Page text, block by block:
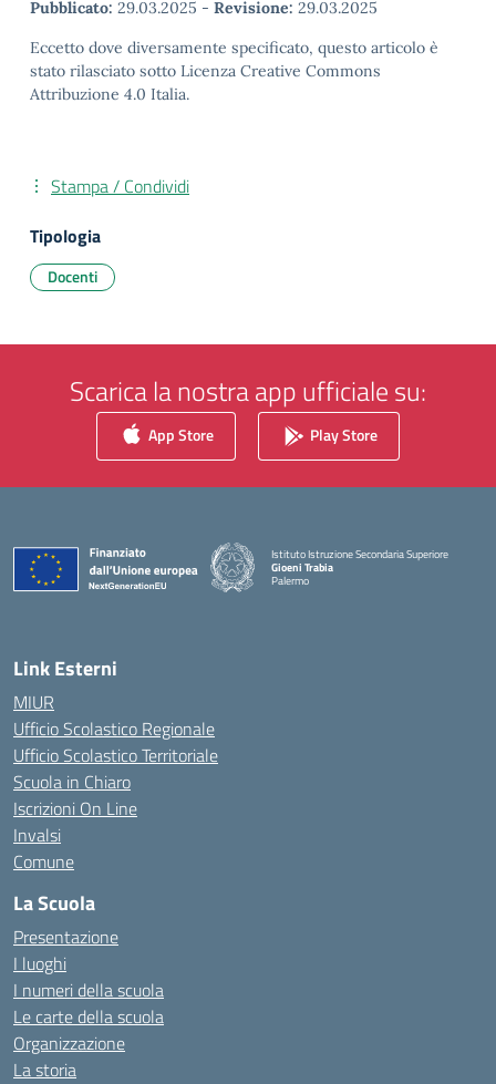
Pubblicato: 29.03.2025 - Revisione: 29.03.2025
Eccetto dove diversamente specificato, questo articolo è
stato rilasciato sotto Licenza Creative Commons
Attribuzione 4.0 Italia.
Stampa / Condividi
Tipologia
Docenti
Scarica la nostra app ufficiale su:
App Store Play Store
Istituto Istruzione Secondaria Superiore
Gioeni Trabia
Palermo
Link Esterni
MIUR
Ufficio Scolastico Regionale
Ufficio Scolastico Territoriale
Scuola in Chiaro
Iscrizioni On Line
Invalsi
Comune
La Scuola
Presentazione
I luoghi
I numeri della scuola
Le carte della scuola
Organizzazione
La storia